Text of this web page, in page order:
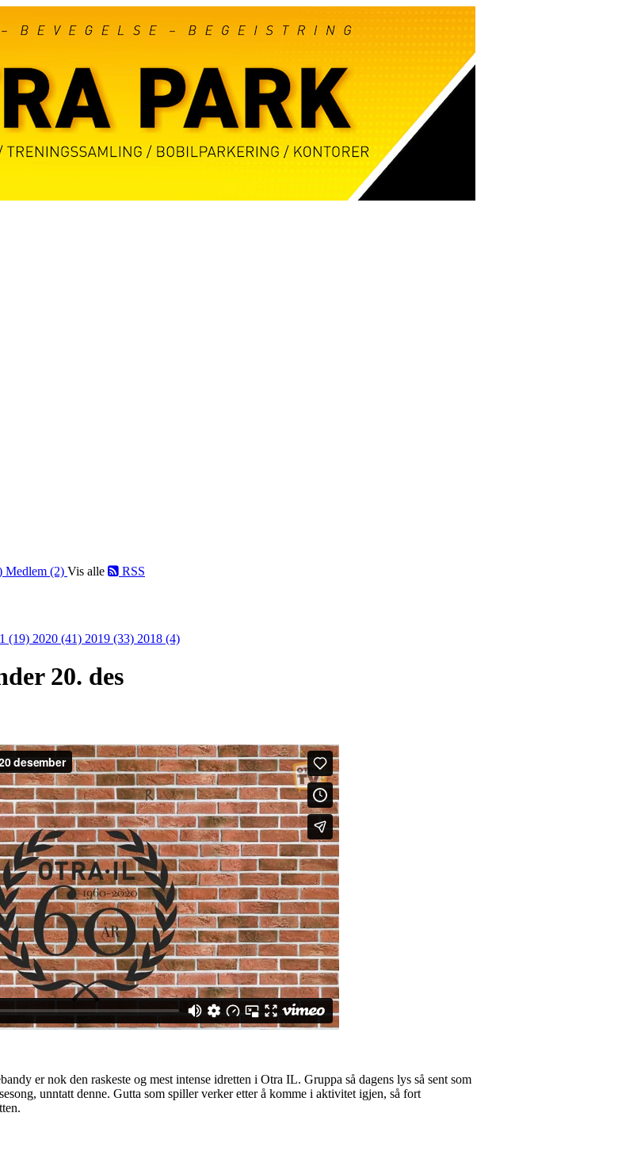
Medlem (2) Vis alle RSS
(19) 2020 (41) 2019 (33) 2018 (4)
20. des
er nok den raskeste og mest intense idretten i Otra IL. Gruppa så dagens lys så sent som
unntatt denne. Gutta som spiller verker etter å komme i aktivitet igjen, så fort